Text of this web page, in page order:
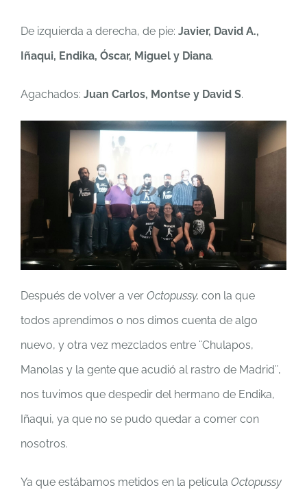
De izquierda a derecha, de pie: Javier, David A.,
Iñaqui, Endika, Óscar, Miguel y Diana.
Agachados: Juan Carlos, Montse y David S.
Después de volver a ver Octopussy, con la que
todos aprendimos o nos dimos cuenta de algo
nuevo, y otra vez mezclados entre ¨Chulapos,
Manolas y la gente que acudió al rastro de Madrid¨,
nos tuvimos que despedir del hermano de Endika,
Iñaqui, ya que no se pudo quedar a comer con
nosotros.
Ya que estábamos metidos en la película Octopussy